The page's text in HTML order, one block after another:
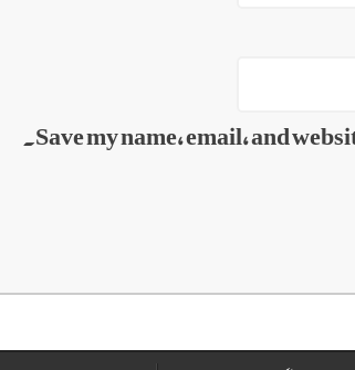
Save my name, email, and